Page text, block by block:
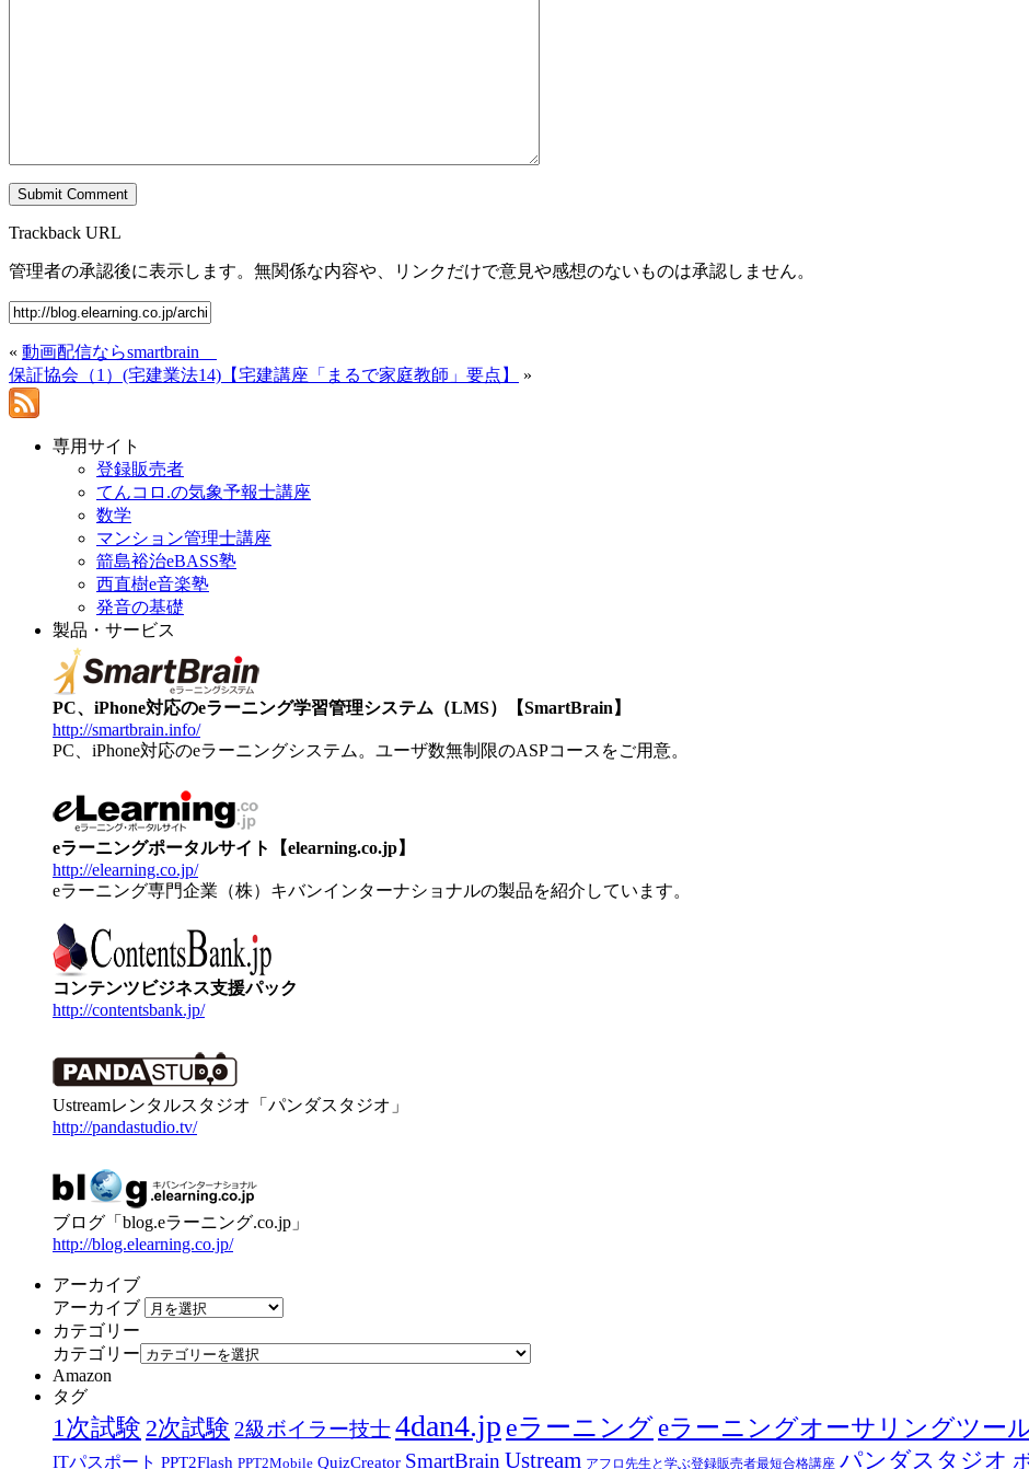
Trackback URL
管理者の承認後に表示します。無関係な内容や、リンクだけで意見や感想のないものは承認しません。
« 動画配信ならsmartbrain
保証協会（1）(宅建業法14)【宅建講座「まるで家庭教師」要点】
»
専用サイト
登録販売者
てんコロ.の気象予報士講座
数学
マンション管理士講座
箭島裕治eBASS塾
西直樹e音楽塾
発音の基礎
製品・サービス
PC、iPhone対応のeラーニング学習管理システム（LMS）【SmartBrain】
http://smartbrain.info/
PC、iPhone対応のeラーニングシステム。ユーザ数無制限のASPコースをご用意。
eラーニングポータルサイト【elearning.co.jp】
http://elearning.co.jp/
eラーニング専門企業（株）キバンインターナショナルの製品を紹介しています。
コンテンツビジネス支援パック
http://contentsbank.jp/
Ustreamレンタルスタジオ「パンダスタジオ」
http://pandastudio.tv/
ブログ「blog.eラーニング.co.jp」
http://blog.elearning.co.jp/
アーカイブ
アーカイブ
カテゴリー
カテゴリー
Amazon
タグ
1次試験 2次試験 2級ボイラー技士4dan4.jp eラーニング eラーニングオーサリングツー
ITパスポート PPT2Flash PPT2Mobile QuizCreator SmartBrain Ustream アフロ先生と学ぶ登録販売者最短合格講座 パンダスタジオ